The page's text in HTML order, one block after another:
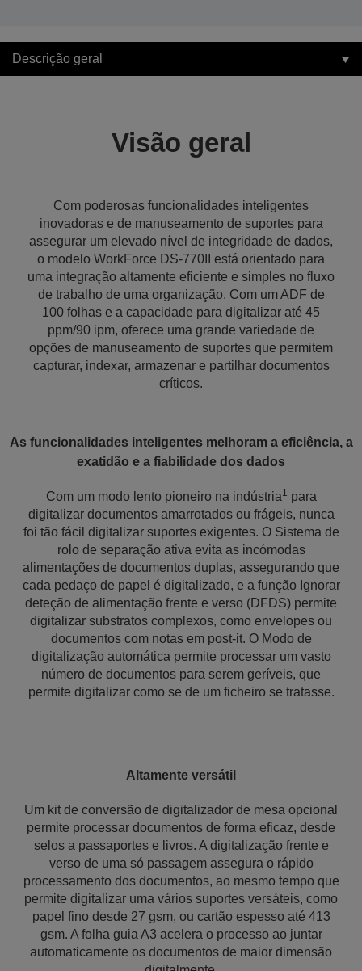
Descrição geral
Visão geral
Com poderosas funcionalidades inteligentes
inovadoras e de manuseamento de suportes para
assegurar um elevado nível de integridade de dados,
o modelo WorkForce DS-770II está orientado para
uma integração altamente eficiente e simples no fluxo
de trabalho de uma organização. Com um ADF de
100 folhas e a capacidade para digitalizar até 45
ppm/90 ipm, oferece uma grande variedade de
opções de manuseamento de suportes que permitem
capturar, indexar, armazenar e partilhar documentos
críticos.
As funcionalidades inteligentes melhoram a eficiência, a
exatidão e a fiabilidade dos dados
Com um modo lento pioneiro na indústria1 para
digitalizar documentos amarrotados ou frágeis, nunca
foi tão fácil digitalizar suportes exigentes. O Sistema de
rolo de separação ativa evita as incómodas
alimentações de documentos duplas, assegurando que
cada pedaço de papel é digitalizado, e a função Ignorar
deteção de alimentação frente e verso (DFDS) permite
digitalizar substratos complexos, como envelopes ou
documentos com notas em post-it. O Modo de
digitalização automática permite processar um vasto
número de documentos para serem geríveis, que
permite digitalizar como se de um ficheiro se tratasse.
Altamente versátil
Um kit de conversão de digitalizador de mesa opcional
permite processar documentos de forma eficaz, desde
selos a passaportes e livros. A digitalização frente e
verso de uma só passagem assegura o rápido
processamento dos documentos, ao mesmo tempo que
permite digitalizar uma vários suportes versáteis, como
papel fino desde 27 gsm, ou cartão espesso até 413
gsm. A folha guia A3 acelera o processo ao juntar
automaticamente os documentos de maior dimensão